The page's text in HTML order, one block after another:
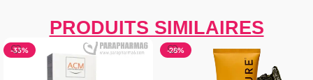
PRODUITS SIMILAIRES
-33% -28%